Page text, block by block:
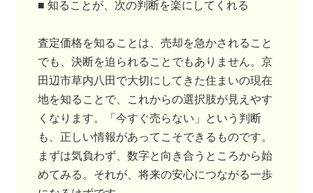
■ 知ることが、次の判断を楽にしてくれる
査定価格を知ることは、売却を急かされること
でも、決断を迫られることでもありません。京
田辺市草内八田で大切にしてきた住まいの現在
地を知ることで、これからの選択肢が見えやす
くなります。「今すぐ売らない」という判断
も、正しい情報があってこそできるものです。
まずは気負わず、数字と向き合うところから始
めてみる。それが、将来の安心につながる一歩